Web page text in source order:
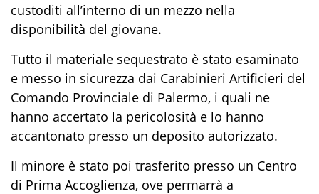
custoditi all’interno di un mezzo nella
disponibilità del giovane.
Tutto il materiale sequestrato è stato esaminato
e messo in sicurezza dai Carabinieri Artificieri del
Comando Provinciale di Palermo, i quali ne
hanno accertato la pericolosità e lo hanno
accantonato presso un deposito autorizzato.
Il minore è stato poi trasferito presso un Centro
di Prima Accoglienza, ove permarrà a